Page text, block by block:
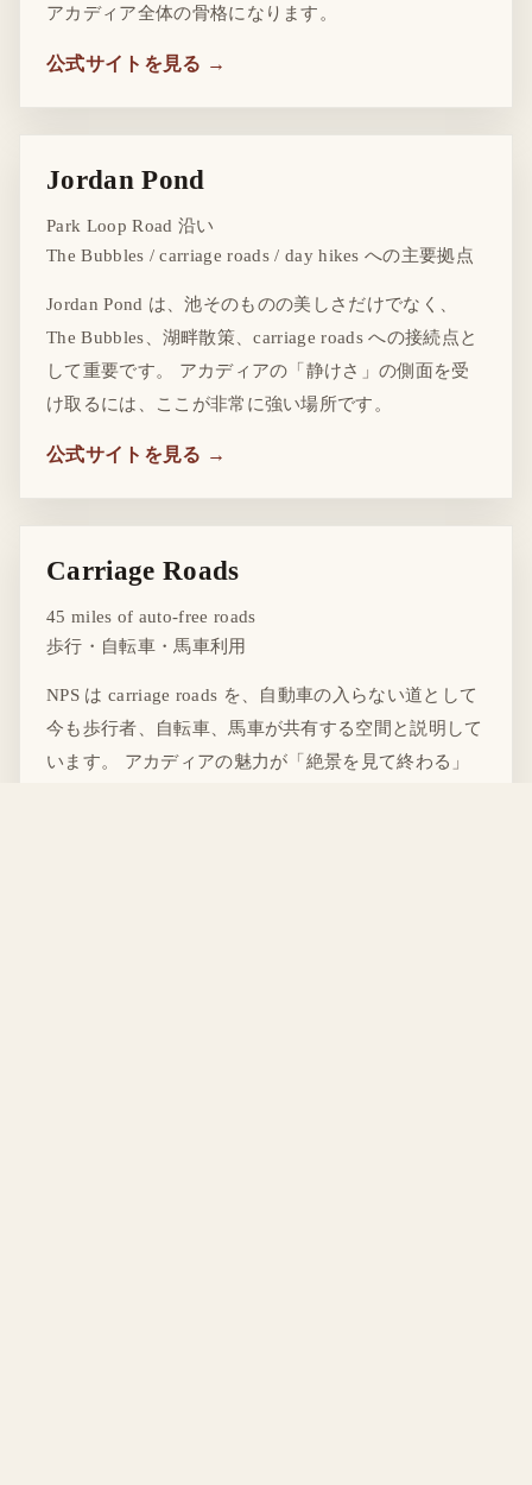
アカディア全体の骨格になります。
公式サイトを見る →
Jordan Pond
Park Loop Road 沿い
The Bubbles / carriage roads / day hikes への主要拠点
Jordan Pond は、池そのものの美しさだけでなく、
The Bubbles、湖畔散策、carriage roads への接続点と
して重要です。 アカディアの「静けさ」の側面を受
け取るには、ここが非常に強い場所です。
公式サイトを見る →
Carriage Roads
45 miles of auto-free roads
歩行・自転車・馬車利用
NPS は carriage roads を、自動車の入らない道として
今も歩行者、自転車、馬車が共有する空間と説明して
います。 アカディアの魅力が「絶景を見て終わる」